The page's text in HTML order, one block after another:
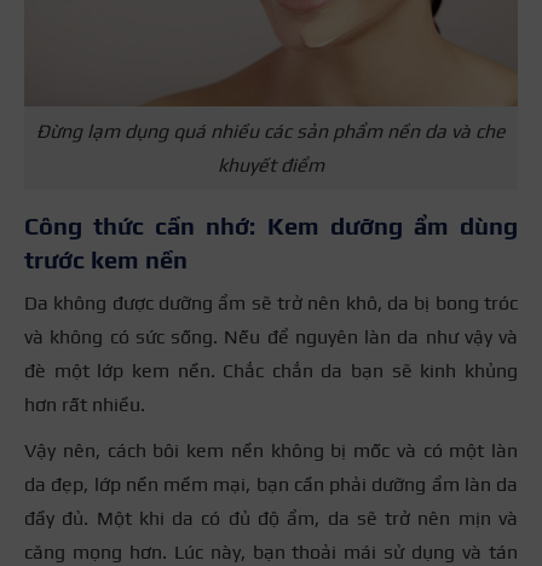
Đừng lạm dụng quá nhiều các sản phẩm nền da và che
khuyết điểm
Công thức cần nhớ: Kem dưỡng ẩm dùng
trước kem nền
Da không được dưỡng ẩm sẽ trở nên khô, da bị bong tróc
và không có sức sống. Nếu để nguyên làn da như vậy và
đè một lớp kem nền. Chắc chắn da bạn sẽ kinh khủng
hơn rất nhiều.
Vậy nên, cách bôi kem nền không bị mốc và có một làn
da đẹp, lớp nền mềm mại, bạn cần phải dưỡng ẩm làn da
đầy đủ. Một khi da có đủ độ ẩm, da sẽ trở nên mịn và
căng mọng hơn. Lúc này, bạn thoải mái sử dụng và tán